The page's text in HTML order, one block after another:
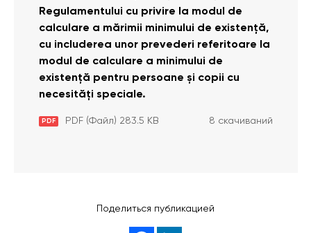
Regulamentului cu privire la modul de
calculare a mărimii minimului de existenţă,
cu includerea unor prevederi referitoare la
modul de calculare a minimului de
existenţă pentru persoane și copii cu
necesități speciale.
PDF PDF (Файл) 283.5 KB 8 скачиваний
Поделиться публикацией